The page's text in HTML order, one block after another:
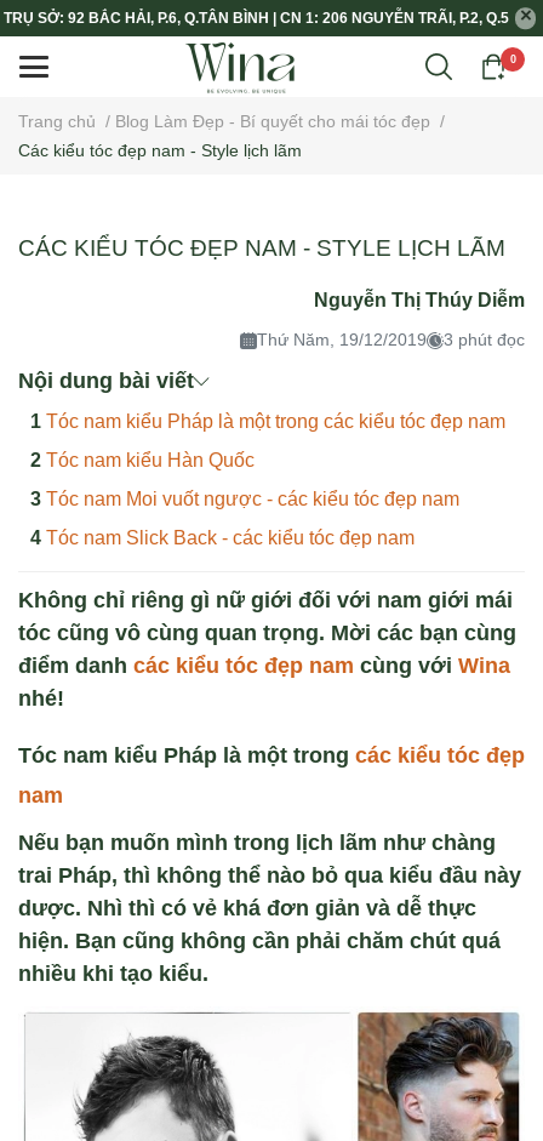
TRỤ SỞ: 92 BẮC HẢI, P.6, Q.TÂN BÌNH | CN 1: 206 NGUYỄN TRÃI, P.2, Q.5
0
Trang chủ / Blog Làm Đẹp - Bí quyết cho mái tóc đẹp /
Các kiểu tóc đẹp nam - Style lịch lãm
CÁC KIỂU TÓC ĐẸP NAM - STYLE LỊCH LÃM
Nguyễn Thị Thúy Diễm
Thứ Năm, 19/12/2019 3 phút đọc
Nội dung bài viết
Tóc nam kiểu Pháp là một trong các kiểu tóc đẹp nam
Tóc nam kiểu Hàn Quốc
Tóc nam Moi vuốt ngược - các kiểu tóc đẹp nam
Tóc nam Slick Back - các kiểu tóc đẹp nam
Không chỉ riêng gì nữ giới đối với nam giới mái
tóc cũng vô cùng quan trọng. Mời các bạn cùng
điểm danh các kiểu tóc đẹp nam cùng với Wina
nhé!
Tóc nam kiểu Pháp là một trong các kiểu tóc đẹp
nam
Nếu bạn muốn mình trong lịch lãm như chàng
trai Pháp, thì không thể nào bỏ qua kiểu đầu này
dược. Nhì thì có vẻ khá đơn giản và dễ thực
hiện. Bạn cũng không cần phải chăm chút quá
nhiều khi tạo kiểu.